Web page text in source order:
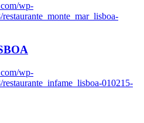
wp-
wp-
010215-